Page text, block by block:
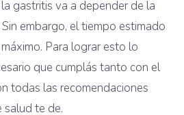
gastritis va a depender de la
embargo, el tiempo estimado
Para lograr esto lo
que cumplás tanto con el
todas las recomendaciones
salud te de.